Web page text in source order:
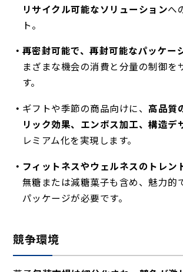
リサイクル可能なソリューションへ
ト。
再密封可能で、再封可能なパッケー
まざまな機会の消費と分量の制御を
す。
ギフトや季節の商品向けに、 高品質
リック効果、エンボス加工、構造デ
レミアム化を実現します。
フィットネスやウェルネスのトレン
無糖または減糖菓子も含め、魅力的
パッケージが必要です。
競争環境